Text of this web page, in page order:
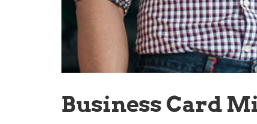
Business Card